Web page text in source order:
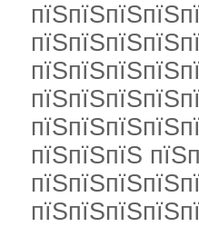
пїЅпїЅпїЅ